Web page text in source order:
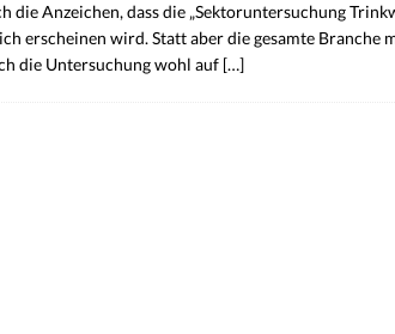
die Anzeichen, dass die „Sektoruntersuchung
erscheinen wird. Statt aber die gesamte Branche
die Untersuchung wohl auf […]